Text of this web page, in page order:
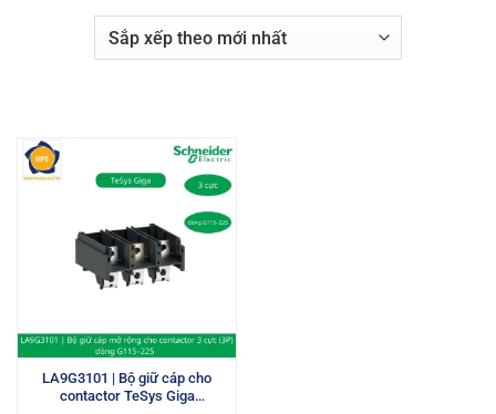
LA9G3101 | Bộ giữ cáp cho
contactor TeSys Giga